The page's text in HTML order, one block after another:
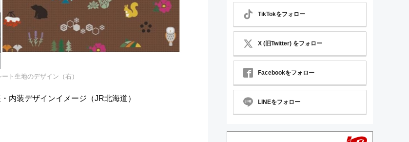
ト生地のデザイン（右）
内装デザインイメージ（JR北海道）
TikTokをフォロー
X (旧Twitter) をフォロー
Facebookをフォロー
LINEをフォロー